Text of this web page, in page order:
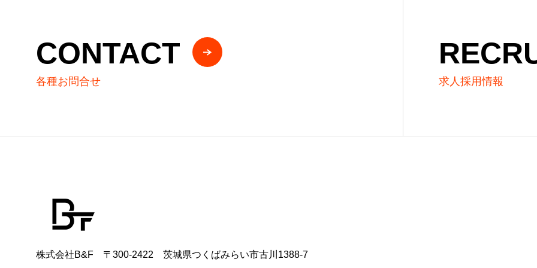
CONTACT
各種お問合せ 求人採用情報
株式会社B&F 〒300-2422 茨城県つくばみらい市古川1388-7